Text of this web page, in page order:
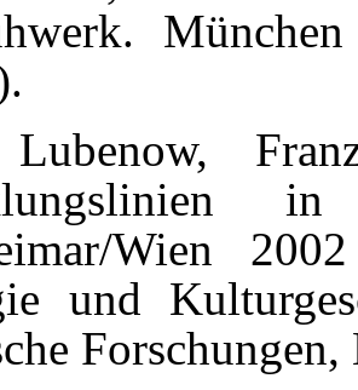
Wien
und